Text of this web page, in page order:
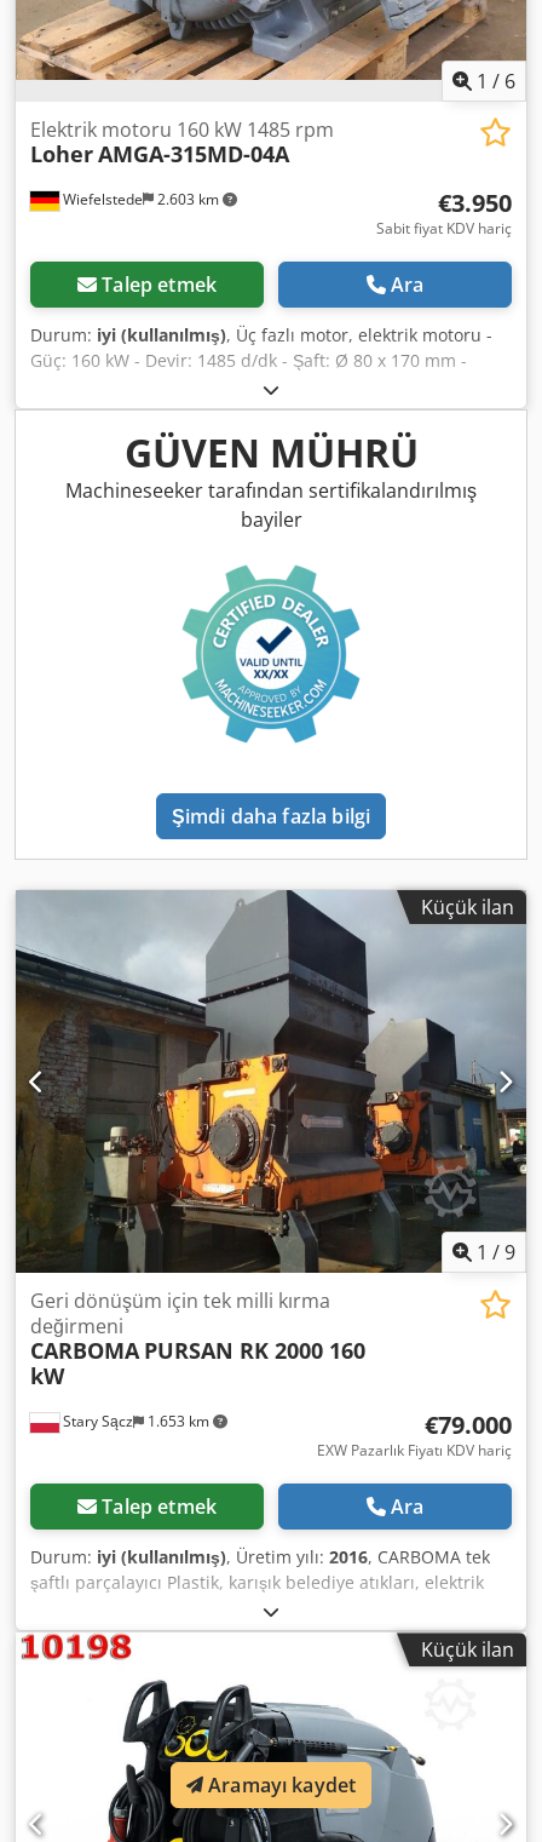
1 / 6
Wiefelstede 2.603 km
Elektrik motoru 160 kW 1485 rpm
LoherAMGA-315MD-04A
€3.950
Sabit fiyat KDV hariç
Talep etmek Ara
Durum: iyi (kullanılmış), Üç fazlı motor, elektrik motoru -
Güç: 160 kW - Devir: 1485 d/dk - Şaft: Ø 80 x 170 mm -
Koruma sınıfı: IP 55 - Yapı tipi: B3 - Adet: 1 adet mevcut
Dcjdpfx Asuicdtsgpsk - Ölçüler: 1230/880/Y630 mm -
Ağırlık: 1015 kgGÜVEN MÜHRÜ
Machineseeker tarafından sertifikalandırılmış
bayiler
Şimdi daha fazla bilgi
Küçük ilan
1 /9
Stary Sącz 1.653 km
Geri dönüşüm için tek milli kırma
değirmeni
CARBOMA PURSAN RK 2000 160
kW
€79.000
EXW Pazarlık Fiyatı KDV hariç
Talep etmek Ara
Durum: iyi (kullanılmış), Üretim yılı: 2016, CARBOMA tek
şaftlı parçalayıcı Plastik, karışık belediye atıkları, elektrik
telleri, elektronik eşyalar, kauçuk, cam, seramik, kağıt,
karton, ahşap vb. malzemelerin son parçalanmasında
kullanılan cihaz. Üretici: CARBOMA (şu anda ICT S.A. Wyry)
Modeli: PURSAN RK2000 Dcedewny Rfepfx Agpjk Üretim
yılı: 2016 Maksimum güç: 160 kW Toplam ağırlık: 15.000 kg
Rotor çapı: 600 mm Rotor uzunluğu: 2000 mm Çalışma mili
hızı: 80-200 rpm Bıçak sayısı: 156 adet Elek kalınlığı: 12 mm
Elek deliklerinin çapı: 30 mm Kapasite: 12 tona kadar
(kırılacak malzemenin türüne bağlı olarak) Teknik durum:
kullanılmış, işlevsel
Küçük ilan
Aramayı kaydet